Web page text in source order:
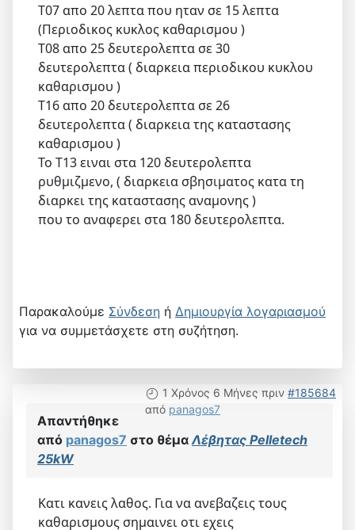
Τ07 απο 20 λεπτα που ηταν σε 15 λεπτα
(Περιοδικος κυκλος καθαρισμου )
Τ08 απο 25 δευτερολεπτα σε 30
δευτερολεπτα ( διαρκεια περιοδικου κυκλου
καθαρισμου )
Τ16 απο 20 δευτερολεπτα σε 26
δευτερολεπτα ( διαρκεια της καταστασης
καθαρισμου )
Το Τ13 ειναι στα 120 δευτερολεπτα
ρυθμιζμενο, ( διαρκεια σβησιματος κατα τη
διαρκει της καταστασης αναμονης )
που το αναφερει στα 180 δευτερολεπτα.
Παρακαλούμε Σύνδεση ή Δημιουργία λογαριασμού
για να συμμετάσχετε στη συζήτηση.
1 Χρόνος 6 Μήνες πριν #185684
από panagos7
Απαντήθηκε
από panagos7 στο θέμα Λέβητας Pelletech
25kW
Κατι κανεις λαθος. Για να ανεβαζεις τους
καθαρισμους σημαινει οτι εχεις